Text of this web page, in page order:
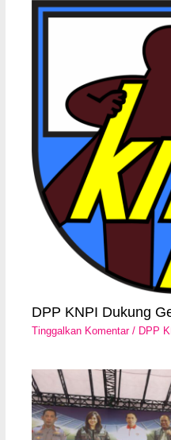
DPP KNPI Dukung
Tinggalkan Komentar / DPP